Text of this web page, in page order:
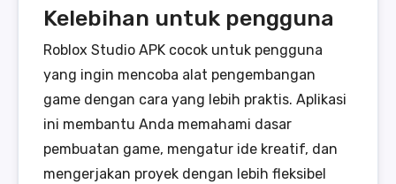
Kelebihan untuk pengguna
Roblox Studio APK cocok untuk pengguna
yang ingin mencoba alat pengembangan
game dengan cara yang lebih praktis. Aplikasi
ini membantu Anda memahami dasar
pembuatan game, mengatur ide kreatif, dan
mengerjakan proyek dengan lebih fleksibel